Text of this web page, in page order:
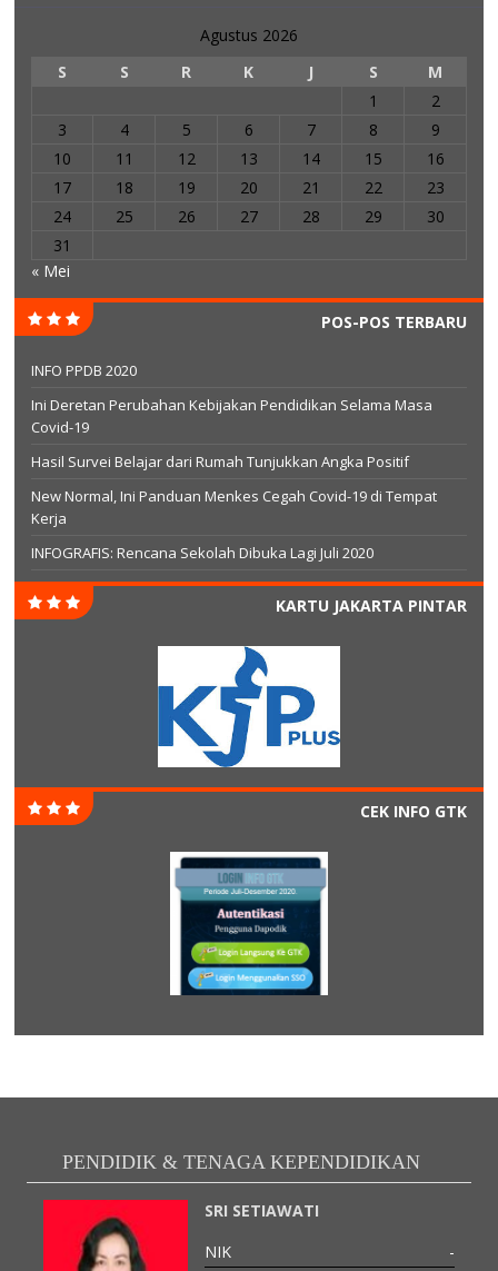
Agustus 2026
S
S R K J S
M
1
2
3
4 5 6 7 8
9
10
11 12 13 14 15
16
17
18 19 20 21 22
23
24
25 26 27 28 29
30
31
« Mei
POS-POS TERBARU
INFO PPDB 2020
Ini Deretan Perubahan Kebijakan Pendidikan Selama Masa
Covid-19
Hasil Survei Belajar dari Rumah Tunjukkan Angka Positif
New Normal, Ini Panduan Menkes Cegah Covid-19 di Tempat
Kerja
INFOGRAFIS: Rencana Sekolah Dibuka Lagi Juli 2020
KARTU JAKARTA PINTAR
CEK INFO GTK
PENDIDIK & TENAGA KEPENDIDIKAN
SRI SETIAWATI
NIK
-